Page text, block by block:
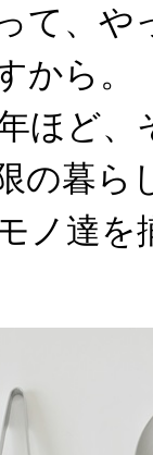
て、や
から。
ほど、
の暮ら
ノ達を